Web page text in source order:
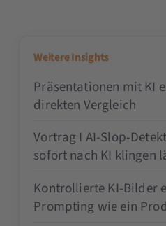
Weitere Insights
Präsentationen mit KI
direkten Vergleich
Vortrag I AI-Slop-
sofort nach KI klingen
Kontrollierte KI-Bilder
Prompting wie ein